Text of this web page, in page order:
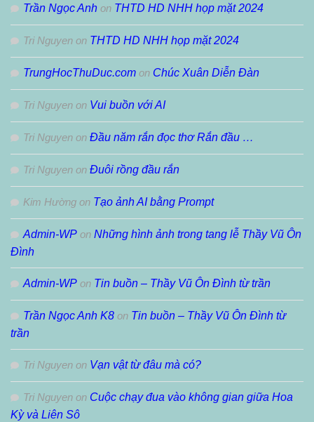
Trần Ngọc Anh on THTD HD NHH họp mặt 2024
Tri Nguyen on THTD HD NHH họp mặt 2024
TrungHocThuDuc.com on Chúc Xuân Diễn Đàn
Tri Nguyen on Vui buồn với AI
Tri Nguyen on Đầu năm rắn đọc thơ Rắn đầu …
Tri Nguyen on Đuôi rồng đầu rắn
Kim Hường on Tạo ảnh AI bằng Prompt
Admin-WP on Những hình ảnh trong tang lễ Thầy Vũ Ôn
Đình
Admin-WP on Tin buồn – Thầy Vũ Ôn Đình từ trần
Trần Ngọc Anh K8 on Tin buồn – Thầy Vũ Ôn Đình từ
trần
Tri Nguyen on Vạn vật từ đâu mà có?
Tri Nguyen on Cuộc chạy đua vào không gian giữa Hoa
Kỳ và Liên Sô